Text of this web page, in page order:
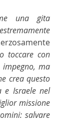
una gita
toccare con
ma
crea questo
e Israele nel
missione
salvare